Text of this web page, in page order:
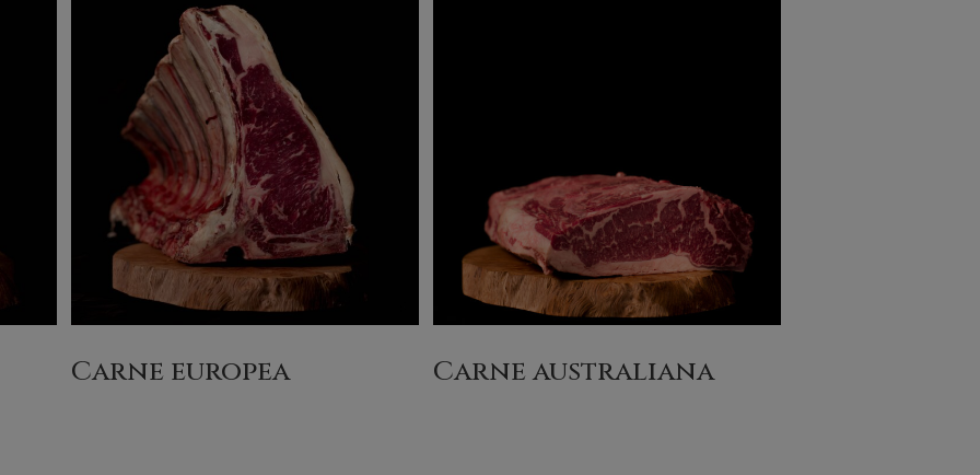
Carne europea Carne australiana